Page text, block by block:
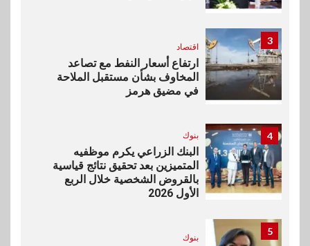
3
اقتصاد
ارتفاع أسعار النفط مع تصاعد
المخاوف بشأن مستقبل الملاحة
في مضيق هرمز
4 بنوك
البنك الزراعي يكرم موظفيه
المتميزين بعد تحقيق نتائج قياسية
بالقروض الشخصية خلال الربع
الأول 2026
5
بنوك